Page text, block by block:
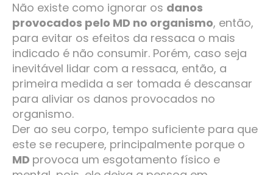
Não existe como ignorar os danos
provocados pelo MD no organismo, então,
para evitar os efeitos da ressaca o mais
indicado é não consumir. Porém, caso seja
inevitável lidar com a ressaca, então, a
primeira medida a ser tomada é descansar
para aliviar os danos provocados no
organismo.
Der ao seu corpo, tempo suficiente para que
este se recupere, principalmente porque o
MD provoca um esgotamento físico e